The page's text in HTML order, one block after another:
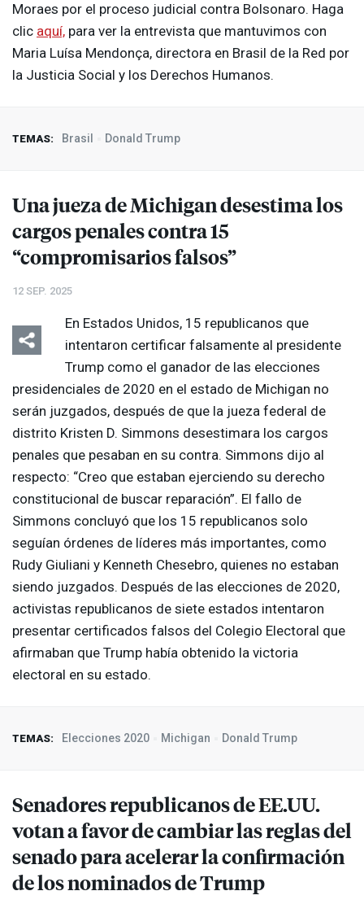
Moraes por el proceso judicial contra Bolsonaro. Haga
clic aquí, para ver la entrevista que mantuvimos con
Maria Luísa Mendonça, directora en Brasil de la Red por
la Justicia Social y los Derechos Humanos.
TEMAS: Brasil Donald Trump
Una jueza de Michigan desestima los
cargos penales contra 15
“compromisarios falsos”
12 SEP. 2025
En Estados Unidos, 15 republicanos que
intentaron certificar falsamente al presidente
Trump como el ganador de las elecciones
presidenciales de 2020 en el estado de Michigan no
serán juzgados, después de que la jueza federal de
distrito Kristen D. Simmons desestimara los cargos
penales que pesaban en su contra. Simmons dijo al
respecto: “Creo que estaban ejerciendo su derecho
constitucional de buscar reparación”. El fallo de
Simmons concluyó que los 15 republicanos solo
seguían órdenes de líderes más importantes, como
Rudy Giuliani y Kenneth Chesebro, quienes no estaban
siendo juzgados. Después de las elecciones de 2020,
activistas republicanos de siete estados intentaron
presentar certificados falsos del Colegio Electoral que
afirmaban que Trump había obtenido la victoria
electoral en su estado.
TEMAS: Elecciones 2020 Michigan Donald Trump
Senadores republicanos de EE.UU.
votan a favor de cambiar las reglas del
senado para acelerar la confirmación
de los nominados de Trump